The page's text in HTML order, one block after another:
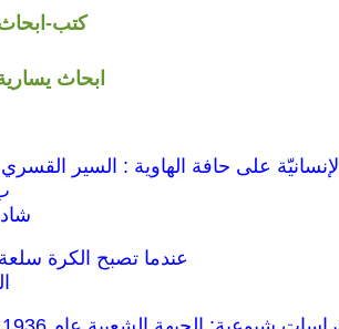
كتب-
ابحاث
الإنسانيّة على حافة الهاوية : السير
عندما تصبح الكرة